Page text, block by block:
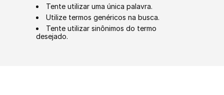
Tente utilizar uma única palavra.
Utilize termos genéricos na busca.
Tente utilizar sinônimos do termo
desejado.